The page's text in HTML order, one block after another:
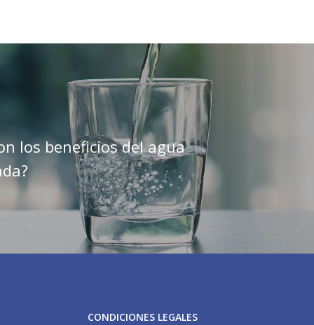
los beneficios del agua
CONDICIONES LEGALES